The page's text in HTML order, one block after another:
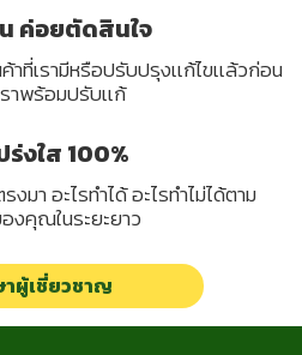
ค่อยตัดสินใจ
เรามีหรือปรับปรุงเเก้ไขเเล้วก่อน
าพร้อมปรับเเก้
งใส 100%
า อะไรทำได้ อะไรทำไม่ได้ตาม
งคุณในระยะยาว
ผู้เชี่ยวชาญ